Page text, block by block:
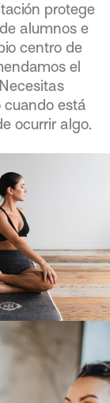
protege
alumnos e
centro de
el
cuando está
ocurrir algo.